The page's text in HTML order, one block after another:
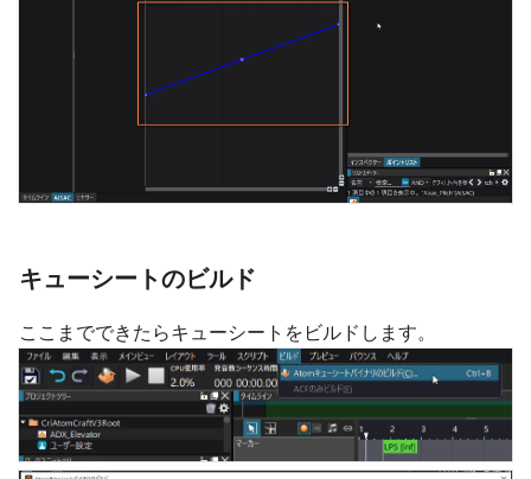
キューシートのビルド
ここまでできたらキューシートをビルドします。